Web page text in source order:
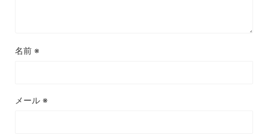
名前 ※
メール ※